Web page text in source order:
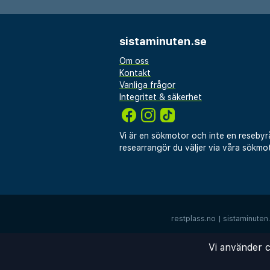
sistaminuten.se
Om oss
Kontakt
Vanliga frågor
Integritet & säkerhet
Vi är en sökmotor och inte en
researrangör du väljer via våra
restplass.no |
Vi använder